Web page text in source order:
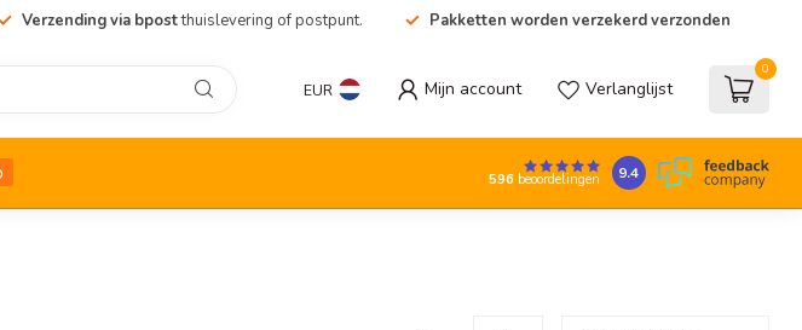
Verzending via bpostthuislevering of postpunt. Pakketten worden verzekerd verzonden
EUR Mijn account Verlanglijst
0
596beoordelingen 9.4